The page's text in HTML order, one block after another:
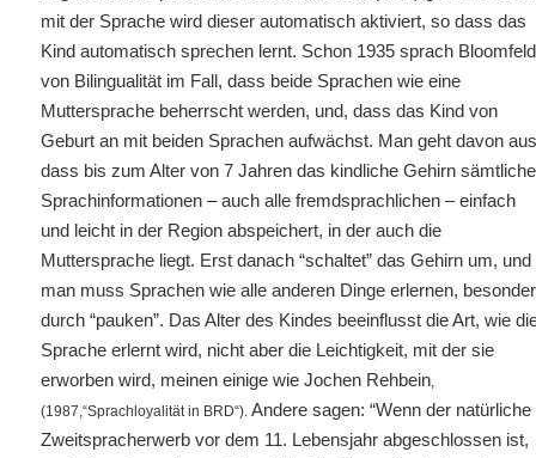
mit der Sprache wird dieser automatisch aktiviert, so dass das
Kind automatisch sprechen lernt. Schon 1935 sprach Bloomfeld
von Bilingualität im Fall, dass beide Sprachen wie eine
Muttersprache beherrscht werden, und, dass das Kind von
Geburt an mit beiden Sprachen aufwächst. Man geht davon
dass bis zum Alter von 7 Jahren das kindliche Gehirn sämtliche
Sprachinformationen – auch alle fremdsprachlichen – einfach
und leicht in der Region abspeichert, in der auch die
Muttersprache liegt. Erst danach “schaltet” das Gehirn um, und
man muss Sprachen wie alle anderen Dinge erlernen,
durch “pauken”. Das Alter des Kindes beeinflusst die Art, wie
Sprache erlernt wird, nicht aber die Leichtigkeit, mit der sie
erworben wird, meinen einige wie Jochen Rehbein,
(1987,“Sprachloyalität in BRD“). Andere sagen: “Wenn der natürliche
Zweitspracherwerb vor dem 11. Lebensjahr abgeschlossen ist,